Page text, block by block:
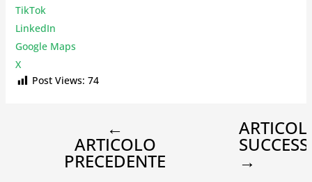
TikTok
LinkedIn
Google Maps
X
Post Views: 74
←
ARTICOLO
PRECEDENTE →